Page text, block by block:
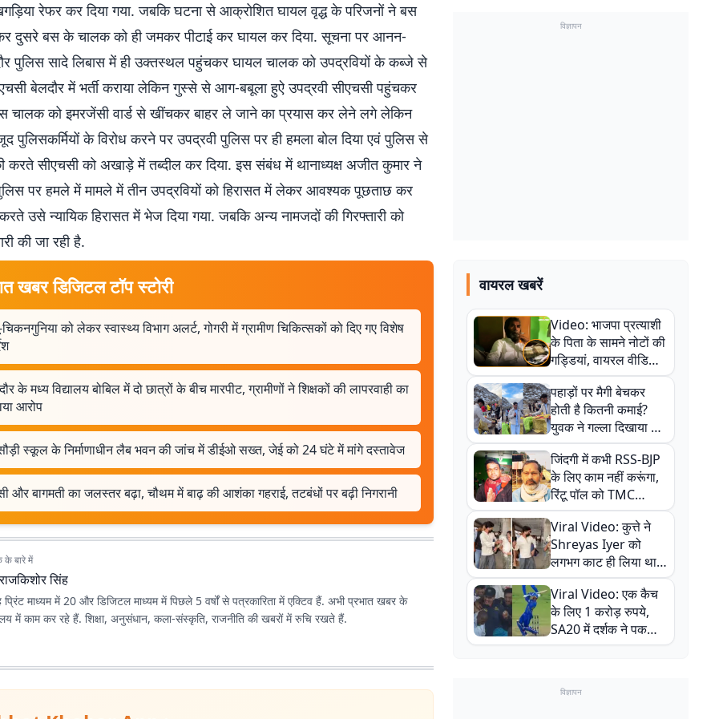
रेफर कर दिया गया. जबकि घटना से आक्रोशित घायल वृद्ध के परिजनों ने बस
दुसरे बस के चालक को ही जमकर पीटाई कर घायल कर दिया. सूचना पर आनन-
पुलिस सादे लिबास में ही उक्तस्थल पहुंचकर घायल चालक को उपद्रवियों के कब्जे से
बेलदौर में भर्ती कराया लेकिन गुस्से से आग-बबूला हुऐ उपद्रवी सीएचसी पहुंचकर
चालक को इमरजेंसी वार्ड से खींचकर बाहर ले जाने का प्रयास कर लेने लगे लेकिन
पुलिसकर्मियों के विरोध करने पर उपद्रवी पुलिस पर ही हमला बोल दिया एवं पुलिस से
करते सीएचसी को अखाड़े में तब्दील कर दिया. इस संबंध में थानाध्यक्ष अजीत कुमार ने
पर हमले में मामले में तीन उपद्रवियों को हिरासत में लेकर आवश्यक पूछताछ कर
उसे न्यायिक हिरासत में भेज दिया गया. जबकि अन्य नामजदों की गिरफ्तारी को
की जा रही है.
खबर डिजिटल टॉप स्टोरी
को लेकर स्वास्थ्य विभाग अलर्ट, गोगरी में ग्रामीण चिकित्सकों को दिए गए विशेष
के मध्य विद्यालय बोबिल में दो छात्रों के बीच मारपीट, ग्रामीणों ने शिक्षकों की लापरवाही का
आरोप
स्कूल के निर्माणाधीन लैब भवन की जांच में डीईओ सख्त, जेई को 24 घंटे में मांगे दस्तावेज
और बागमती का जलस्तर बढ़ा, चौथम में बाढ़ की आशंका गहराई, तटबंधों पर बढ़ी निगरानी
बारे में
राजकिशोर सिंह
प्रिंट माध्यम में 20 और डिजिटल माध्यम में पिछले 5 वर्षों से पत्रकारिता में एक्टिव हैं. अभी प्रभात खबर के
में काम कर रहे हैं. शिक्षा, अनुसंधान, कला-संस्कृति, राजनीति की खबरों में रुचि रखते हैं.
विज्ञापन
वायरल खबरें
Video: भाजपा प्रत्याशी
के पिता के सामने नोटों की
गड्डियां, वायरल वीडियो
से राजनीति में उबाल,
अजित महतो बोले- TMC
की गंदी चाल
पहाड़ों पर मैगी बेचकर
होती है कितनी कमाई?
युवक ने गल्ला दिखाया तो
नौकरी वालों के खड़े हो गए
कान
जिंदगी में कभी RSS-BJP
के लिए काम नहीं करूंगा,
रिंटू पॉल को TMC
ऑफिस में ले जाकर पीटा,
Video वायरल
Viral Video: कुत्ते ने
Shreyas Iyer को
लगभग काट ही लिया था,
न्यूजीलैंड सीरीज से पहले
बाल-बाल बचे
Viral Video: एक कैच
के लिए 1 करोड़ रुपये,
SA20 में दर्शक ने पकड़ा
एक हाथ से गजब का कैच
विज्ञापन